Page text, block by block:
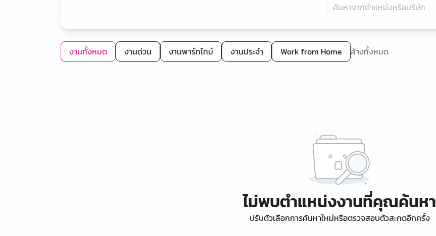
งานทั้งหมด งานด่วน งานพาร์ทไทม์ งานประจำ Work from Home ล้างทั้งหมด
ไม่พบตำแหน่งงานที่คุณค้นหา
ปรับตัวเลือกการค้นหาใหม่หรือตรวจสอบตัวสะกดอีกครั้ง